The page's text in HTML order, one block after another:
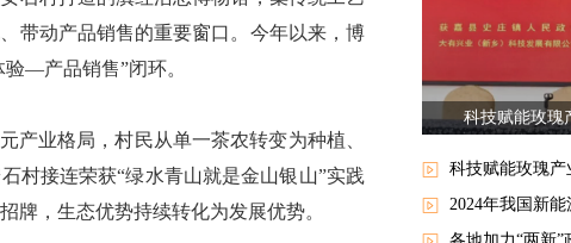
带动产品销售的重要窗口。今年以来，博
—产品销售”闭环。
业格局，村民从单一茶农转变为种植、
村接连荣获“绿水青山就是金山银山”实践
牌，生态优势持续转化为发展优势。
科技赋能玫瑰
科技赋能玫瑰
2024年我国新